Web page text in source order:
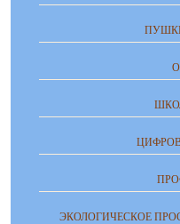
ЭКОЛОГИЧЕСКОЕ